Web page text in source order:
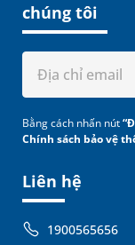
Liên hệ
1900565656
chúng tôi
Bằng cách nhấn nút
Chính sách bảo vệ